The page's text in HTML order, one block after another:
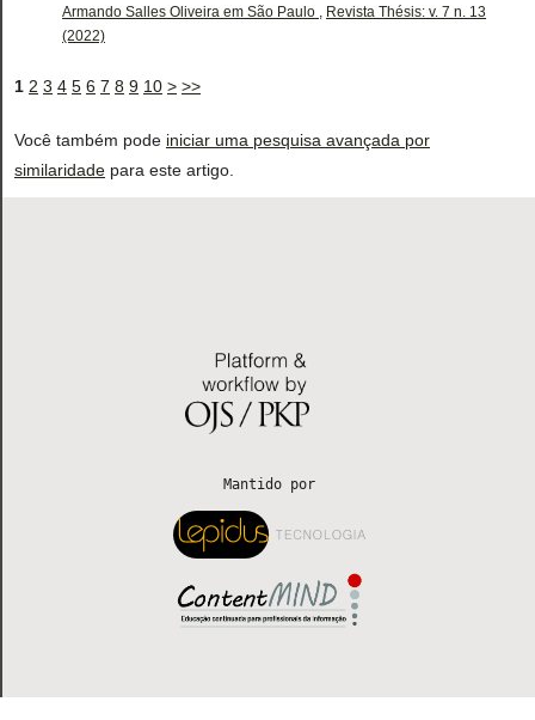
Armando Salles Oliveira em São Paulo , Revista Thésis: v. 7 n. 13
(2022)
1 2 3 4 5 6 7 8 9 10 > >>
Você também pode iniciar uma pesquisa avançada por
similaridade para este artigo.
Mantido por